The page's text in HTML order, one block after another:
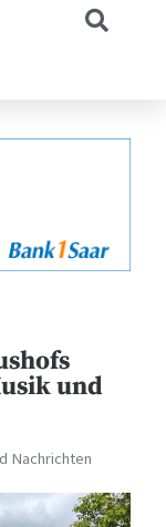
und
Nachrichten